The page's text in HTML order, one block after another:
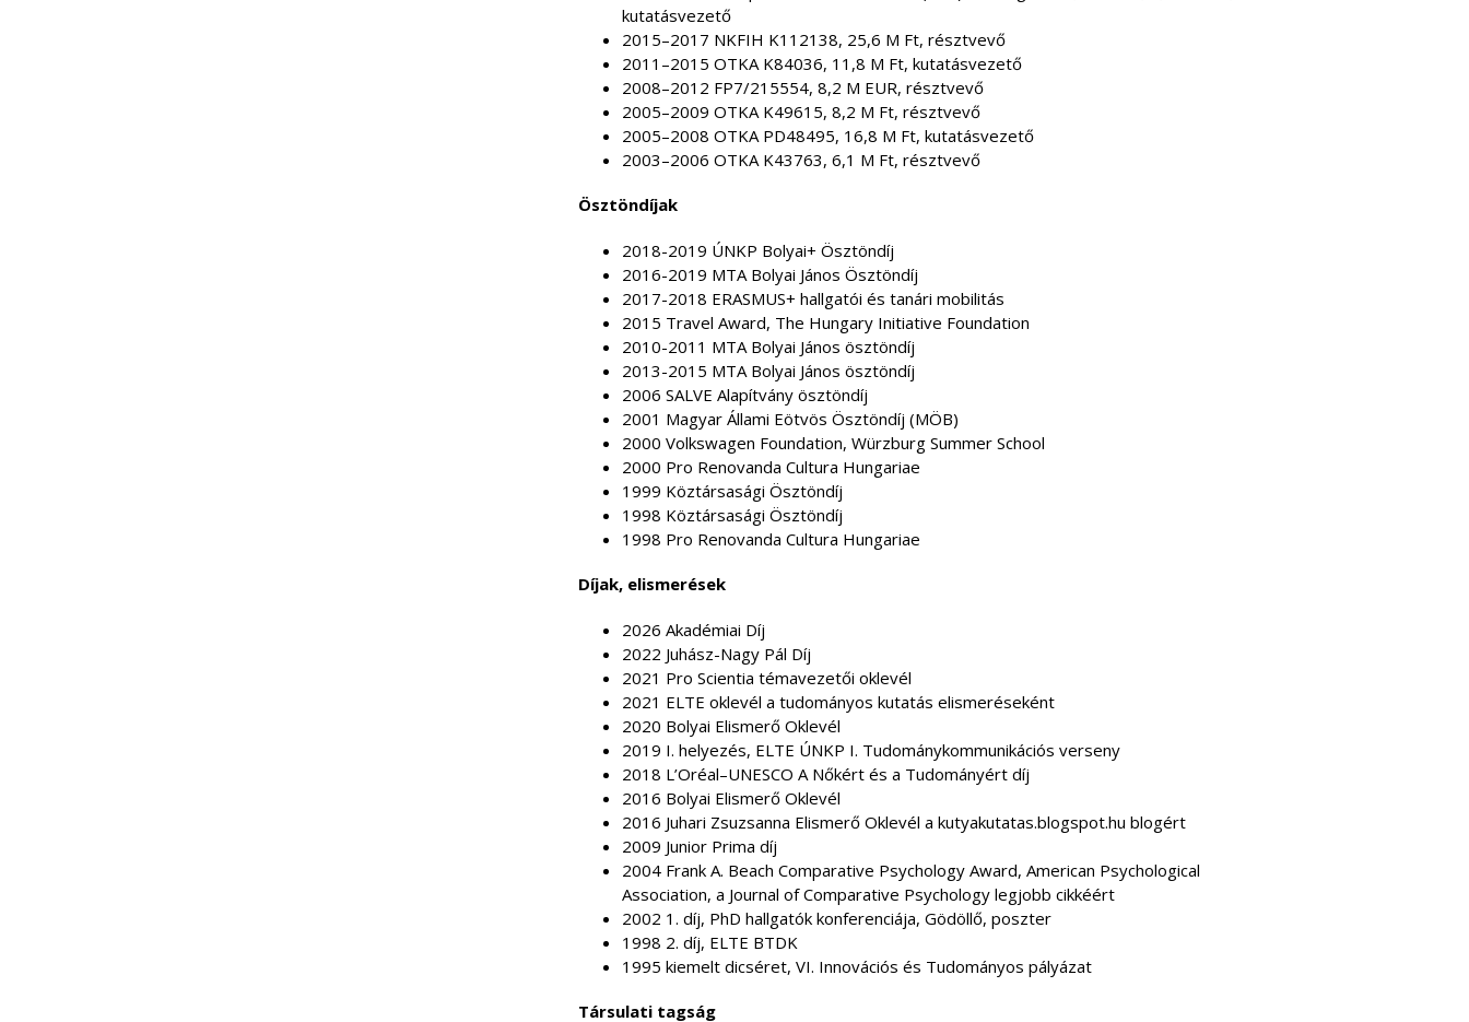
kutatásvezető
2015–2017 NKFIH K112138, 25,6 M Ft, résztvevő
2011–2015 OTKA K84036, 11,8 M Ft, kutatásvezető
2008–2012 FP7/215554, 8,2 M EUR, résztvevő
2005–2009 OTKA K49615, 8,2 M Ft, résztvevő
2005–2008 OTKA PD48495, 16,8 M Ft, kutatásvezető
2003–2006 OTKA K43763, 6,1 M Ft, résztvevő
Ösztöndíjak
2018-2019 ÚNKP Bolyai+ Ösztöndíj
2016-2019 MTA Bolyai János Ösztöndíj
2017-2018 ERASMUS+ hallgatói és tanári mobilitás
2015 Travel Award, The Hungary Initiative Foundation
2010-2011 MTA Bolyai János ösztöndíj
2013-2015 MTA Bolyai János ösztöndíj
2006 SALVE Alapítvány ösztöndíj
2001 Magyar Állami Eötvös Ösztöndíj (MÖB)
2000 Volkswagen Foundation, Würzburg Summer School
2000 Pro Renovanda Cultura Hungariae
1999 Köztársasági Ösztöndíj
1998 Köztársasági Ösztöndíj
1998 Pro Renovanda Cultura Hungariae
Díjak, elismerések
2026 Akadémiai Díj
2022 Juhász-Nagy Pál Díj
2021 Pro Scientia témavezetői oklevél
2021 ELTE oklevél a tudományos kutatás elismeréseként
2020 Bolyai Elismerő Oklevél
2019 I. helyezés, ELTE ÚNKP I. Tudománykommunikációs verseny
2018 L’Oréal–UNESCO A Nőkért és a Tudományért díj
2016 Bolyai Elismerő Oklevél
2016 Juhari Zsuzsanna Elismerő Oklevél a kutyakutatas.blogspot.hu blogért
2009 Junior Prima díj
2004 Frank A. Beach Comparative Psychology Award, American Psychological
Association, a Journal of Comparative Psychology legjobb cikkéért
2002 1. díj, PhD hallgatók konferenciája, Gödöllő, poszter
1998 2. díj, ELTE BTDK
1995 kiemelt dicséret, VI. Innovációs és Tudományos pályázat
Társulati tagság